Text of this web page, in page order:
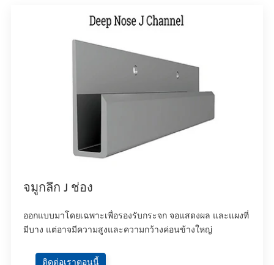
จมูกลึก J ช่อง
ออกแบบมาโดยเฉพาะเพื่อรองรับกระจก จอแสดงผล และแผงที่
มีบาง แต่อาจมีความสูงและความกว้างค่อนข้างใหญ่